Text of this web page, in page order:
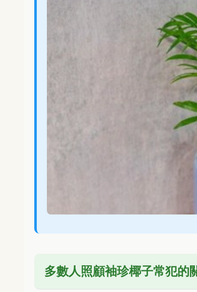
多數人照顧袖珍椰子常犯的